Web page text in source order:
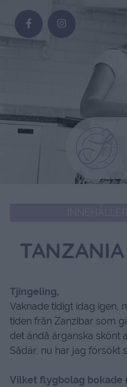
Tjingeling,
Vaknade tidigt idag igen,
tiden från Zanzibar som
det ändå ärganska skönt
Sådär, nu har jag försökt
Vilket flygbolag bokade